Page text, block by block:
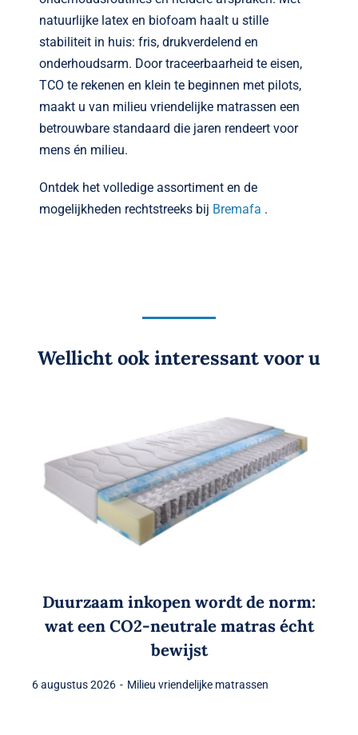
natuurlijke latex en biofoam haalt u stille
stabiliteit in huis: fris, drukverdelend en
onderhoudsarm. Door traceerbaarheid te eisen,
TCO te rekenen en klein te beginnen met pilots,
maakt u van milieu vriendelijke matrassen een
betrouwbare standaard die jaren rendeert voor
mens én milieu.
Ontdek het volledige assortiment en de
mogelijkheden rechtstreeks bij Bremafa .
Wellicht ook interessant voor u
Duurzaam inkopen wordt de norm:
wat een CO2-neutrale matras écht
bewijst
6 augustus 2026 - Milieu vriendelijke matrassen